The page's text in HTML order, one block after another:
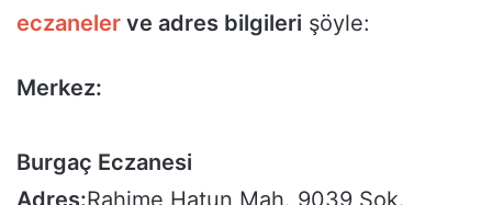
eczaneler ve adres bilgileri şöyle:
Merkez:
Burgaç Eczanesi
Adres:Rahime Hatun Mah. 9039 Sok.